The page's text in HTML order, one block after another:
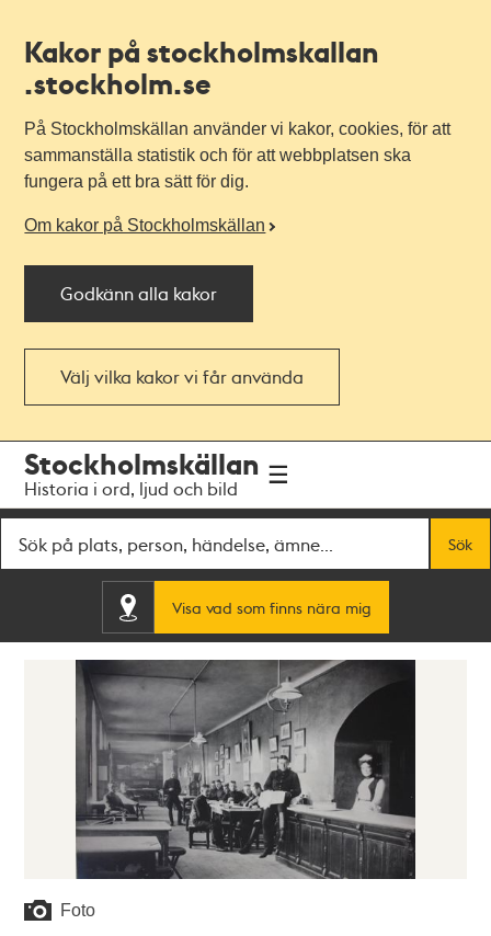
Kakor på stockholmskallan
.stockholm.se
På Stockholmskällan använder vi kakor, cookies, för att
sammanställa statistik och för att webbplatsen ska
fungera på ett bra sätt för dig.
Om kakor på Stockholmskällan
Godkänn alla kakor
Välj vilka kakor vi får använda
navigationen
huvudinnehållet
Stockholmskällan
Historia i ord, ljud och bild
Sök
Visa vad som finns nära mig
Foto